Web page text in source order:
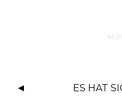
p
ES HAT